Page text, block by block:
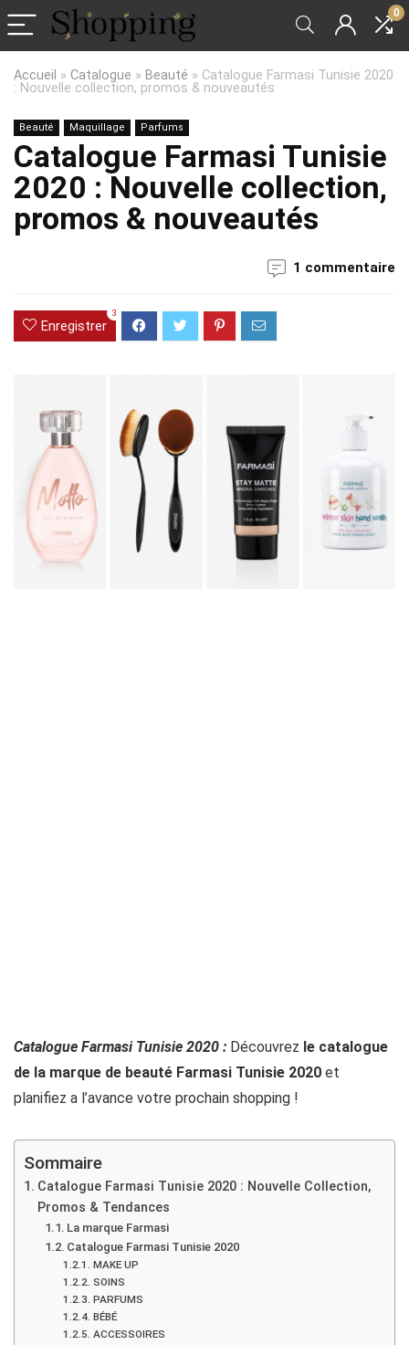
0
Accueil » Catalogue » Beauté » Catalogue Farmasi Tunisie 2020
: Nouvelle collection, promos & nouveautés
Beauté Maquillage Parfums
Catalogue Farmasi Tunisie
2020 : Nouvelle collection,
promos & nouveautés
1 commentaire
Enregistrer
3
Catalogue Farmasi Tunisie 2020 : Découvrez le catalogue
de la marque de beauté Farmasi Tunisie 2020 et
planifiez a l’avance votre prochain shopping !
Sommaire
Catalogue Farmasi Tunisie 2020 : Nouvelle Collection,
Promos & Tendances
La marque Farmasi
Catalogue Farmasi Tunisie 2020
MAKE UP
SOINS
PARFUMS
BÉBÉ
ACCESSOIRES